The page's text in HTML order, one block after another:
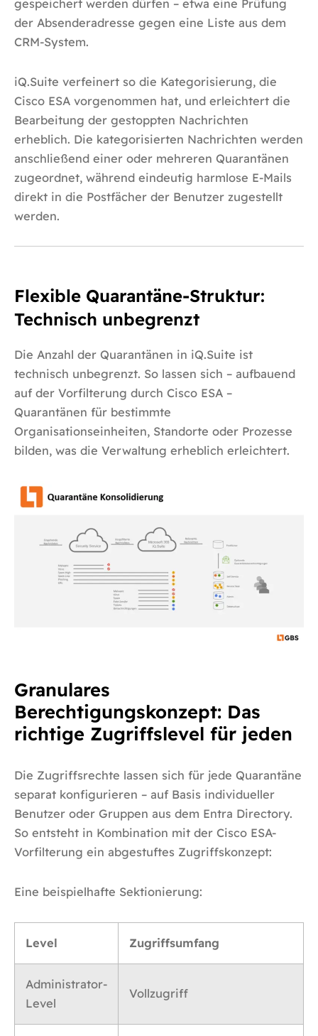
gespeichert werden dürfen – etwa eine Prüfung
der Absenderadresse gegen eine Liste aus dem
CRM-System.
iQ.Suite verfeinert so die Kategorisierung, die
Cisco ESA vorgenommen hat, und erleichtert die
Bearbeitung der gestoppten Nachrichten
erheblich. Die kategorisierten Nachrichten werden
anschließend einer oder mehreren Quarantänen
zugeordnet, während eindeutig harmlose E-Mails
direkt in die Postfächer der Benutzer zugestellt
werden.
Flexible Quarantäne-Struktur:
Technisch unbegrenzt
Die Anzahl der Quarantänen in iQ.Suite ist
technisch unbegrenzt. So lassen sich – aufbauend
auf der Vorfilterung durch Cisco ESA –
Quarantänen für bestimmte
Organisationseinheiten, Standorte oder Prozesse
bilden, was die Verwaltung erheblich erleichtert.
Granulares
Berechtigungskonzept: Das
richtige Zugriffslevel für jeden
Die Zugriffsrechte lassen sich für jede Quarantäne
separat konfigurieren – auf Basis individueller
Benutzer oder Gruppen aus dem Entra Directory.
So entsteht in Kombination mit der Cisco ESA-
Vorfilterung ein abgestuftes Zugriffskonzept:
Eine beispielhafte Sektionierung:
Level Zugriffsumfang
Administrator-
Level
Vollzugriff